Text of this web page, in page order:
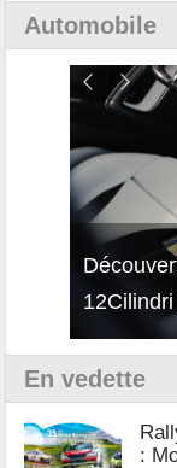
Automobile
Essai –
Shift
En vedette
: